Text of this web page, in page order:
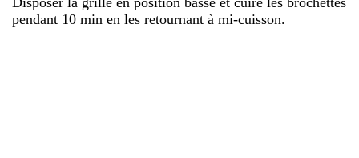
pendant 10 min en les retournant à mi-cuisson.